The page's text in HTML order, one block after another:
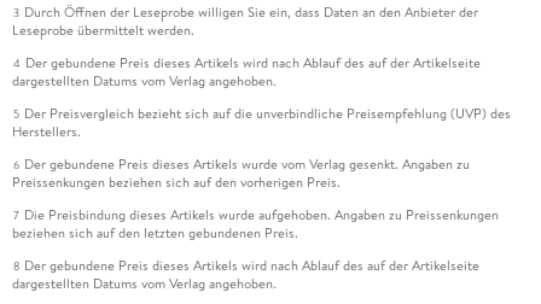
3 Durch Öffnen der Leseprobe willigen Sie ein, dass Daten an den Anbieter der
Leseprobe übermittelt werden.
4 Der gebundene Preis dieses Artikels wird nach Ablauf des auf der Artikelseite
dargestellten Datums vom Verlag angehoben.
5 Der Preisvergleich bezieht sich auf die unverbindliche Preisempfehlung (UVP) des
Herstellers.
6 Der gebundene Preis dieses Artikels wurde vom Verlag gesenkt. Angaben zu
Preissenkungen beziehen sich auf den vorherigen Preis.
7 Die Preisbindung dieses Artikels wurde aufgehoben. Angaben zu Preissenkungen
beziehen sich auf den letzten gebundenen Preis.
8 Der gebundene Preis dieses Artikels wird nach Ablauf des auf der Artikelseite
dargestellten Datums vom Verlag angehoben.